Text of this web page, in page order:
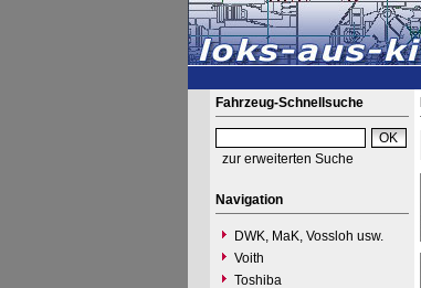
Fahrzeug-Schnellsuche
zur erweiterten Suche
Navigation
DWK, MaK, Vossloh usw.
Voith
Toshiba